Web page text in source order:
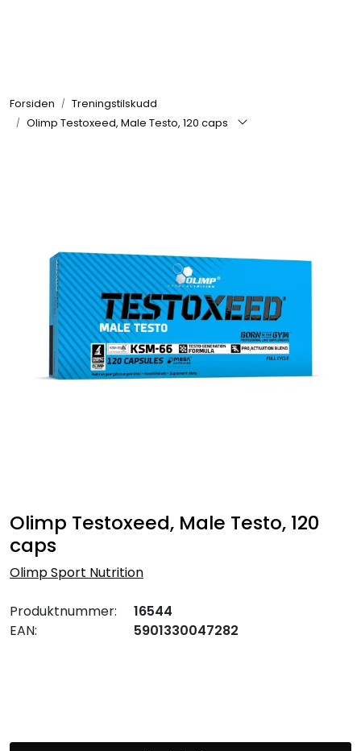
Forsiden
Treningstilskudd
Olimp Testoxeed, Male Testo, 120 caps
Olimp Testoxeed, Male Testo, 120
caps
Olimp Sport Nutrition
Produktnummer:
16544
EAN:
5901330047282
Nyheter